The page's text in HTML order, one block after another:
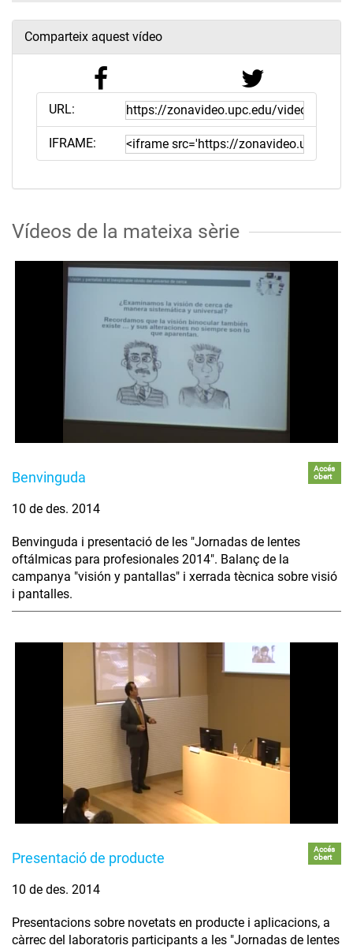
Comparteix aquest vídeo
URL:
IFRAME:
Vídeos de la mateixa sèrie
Benvinguda
Accés
obert
10 de des. 2014
Benvinguda i presentació de les "Jornadas de lentes
oftálmicas para profesionales 2014". Balanç de la
campanya "visión y pantallas" i xerrada tècnica sobre visió
i pantalles.
Presentació de producte
Accés
obert
10 de des. 2014
Presentacions sobre novetats en producte i aplicacions, a
càrrec del laboratoris participants a les "Jornadas de lentes